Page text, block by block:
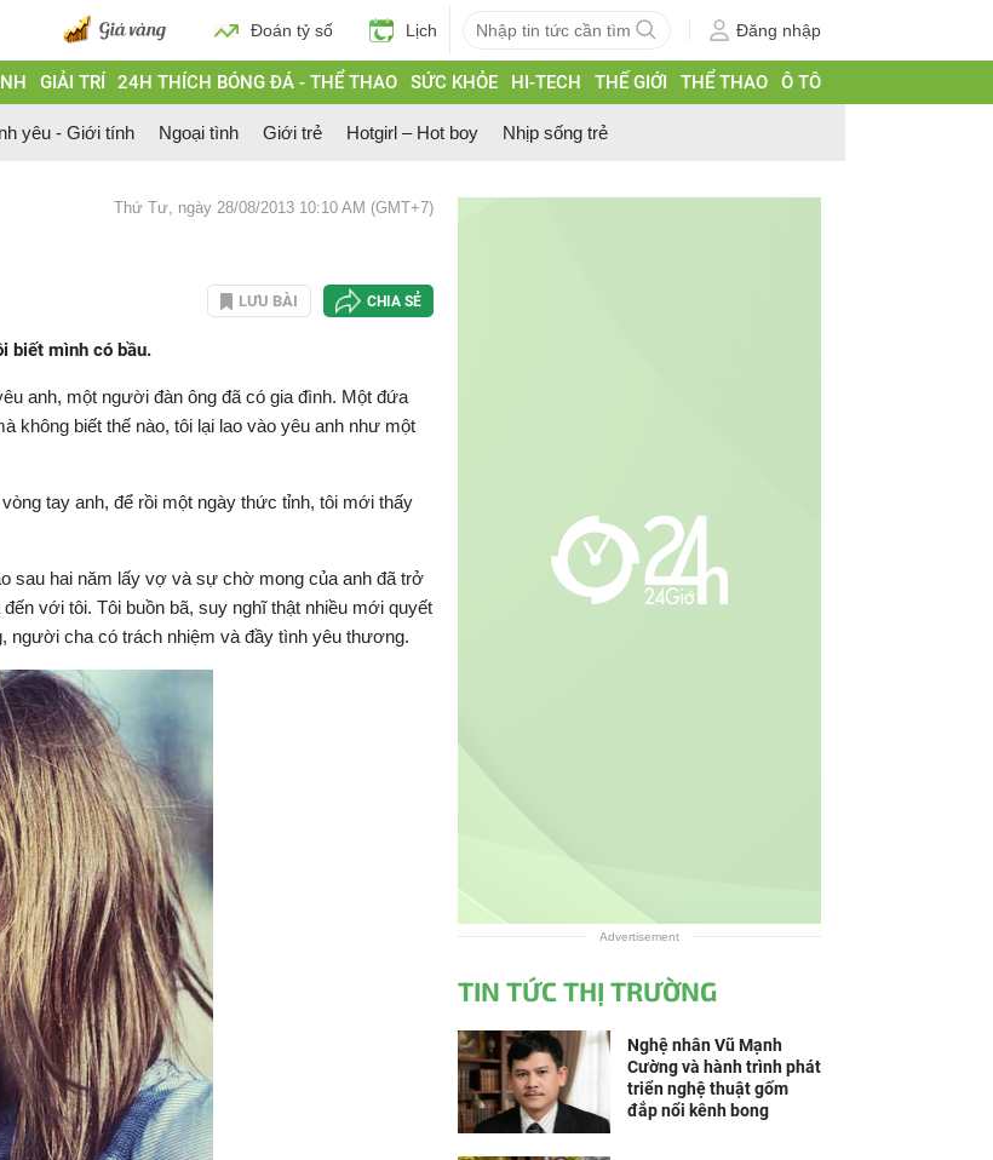
Đoán tỷ số Lịch Đăng nhập
GIẢI TRÍ 24H THÍCH BÓNG ĐÁ - THỂ THAO SỨC KHỎE HI-TECH THẾ GIỚI THỂ THAO Ô TÔ
yêu - Giới tính Ngoại tình Giới trẻ Hotgirl – Hot boy Nhịp sống trẻ
Thứ Tư, ngày 28/08/2013 10:10 AM (GMT+7)
LƯU BÀI CHIA SẺ
biết mình có bầu.
anh, một người đàn ông đã có gia đình. Một đứa
không biết thế nào, tôi lại lao vào yêu anh như một
tay anh, để rồi một ngày thức tỉnh, tôi mới thấy
sau hai năm lấy vợ và sự chờ mong của anh đã trở
với tôi. Tôi buồn bã, suy nghĩ thật nhiều mới quyết
người cha có trách nhiệm và đầy tình yêu thương.
Advertisement
TIN TỨC THỊ TRƯỜNG
Nghệ nhân Vũ Mạnh
Cường và hành trình phát
triển nghệ thuật gốm
đắp nổi kênh bong